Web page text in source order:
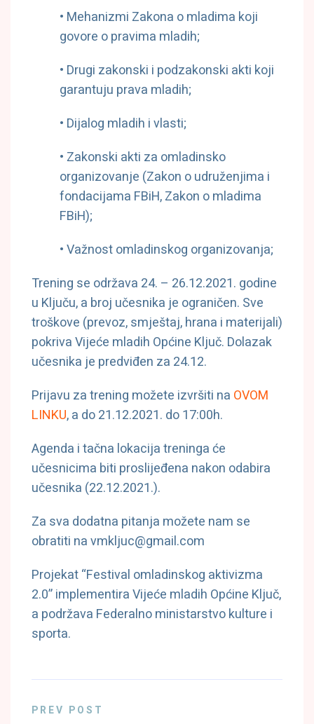
• Mehanizmi Zakona o mladima koji
govore o pravima mladih;
• Drugi zakonski i podzakonski akti koji
garantuju prava mladih;
• Dijalog mladih i vlasti;
• Zakonski akti za omladinsko
organizovanje (Zakon o udruženjima i
fondacijama FBiH, Zakon o mladima
FBiH);
• Važnost omladinskog organizovanja;
Trening se održava 24. – 26.12.2021. godine
u Ključu, a broj učesnika je ograničen. Sve
troškove (prevoz, smještaj, hrana i materijali)
pokriva Vijeće mladih Općine Ključ. Dolazak
učesnika je predviđen za 24.12.
Prijavu za trening možete izvršiti na OVOM
LINKU, a do 21.12.2021. do 17:00h.
Agenda i tačna lokacija treninga će
učesnicima biti proslijeđena nakon odabira
učesnika (22.12.2021.).
Za sva dodatna pitanja možete nam se
obratiti na vmkljuc@gmail.com
Projekat “Festival omladinskog aktivizma
2.0” implementira Vijeće mladih Općine Ključ,
a podržava Federalno ministarstvo kulture i
sporta.
PREV POST